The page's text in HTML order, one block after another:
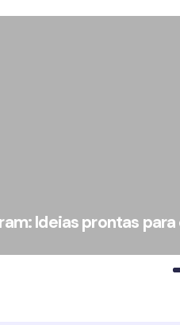
Ideias prontas